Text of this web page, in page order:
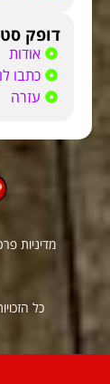
דופק
אודות
כתבו
עזרה
מדיניות
כל